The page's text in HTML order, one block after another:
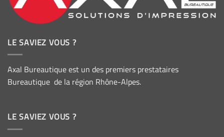
LE SAVIEZ VOUS ?
Axal Bureautique est un des premiers prestataires
Bureautique de la région Rhône-Alpes.
LE SAVIEZ VOUS ?